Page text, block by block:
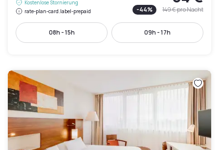
Kostenlose Stornierung
rate-plan-card.label-prepaid
-44% 149 €pro Nacht
08h - 15h 09h - 17h